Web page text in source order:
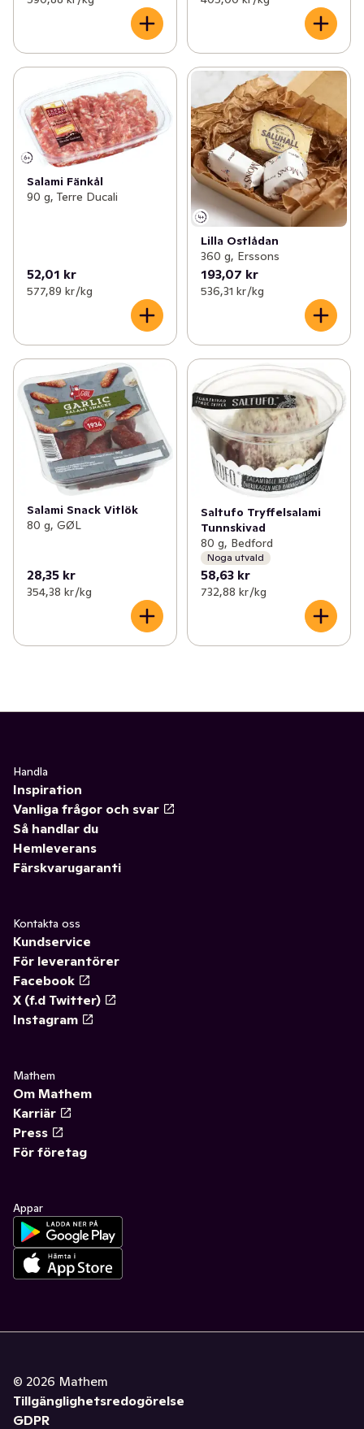
Salami Fänkål
90 g, Terre Ducali
52,01 kr
577,89 kr /kg
Lilla Ostlådan
360 g, Erssons
193,07 kr
536,31 kr /kg
Salami Snack Vitlök
80 g, GØL
28,35 kr
354,38 kr /kg
Saltufo Tryffelsalami
Tunnskivad
80 g, Bedford
Noga utvald
58,63 kr
732,88 kr /kg
Handla
Inspiration
Vanliga frågor och svar
Så handlar du
Hemleverans
Färskvarugaranti
Kontakta oss
Kundservice
För leverantörer
Facebook
X (f.d Twitter)
Instagram
Mathem
Om Mathem
Karriär
Press
För företag
Appar
© 2026 Mathem
Tillgänglighetsredogörelse
GDPR